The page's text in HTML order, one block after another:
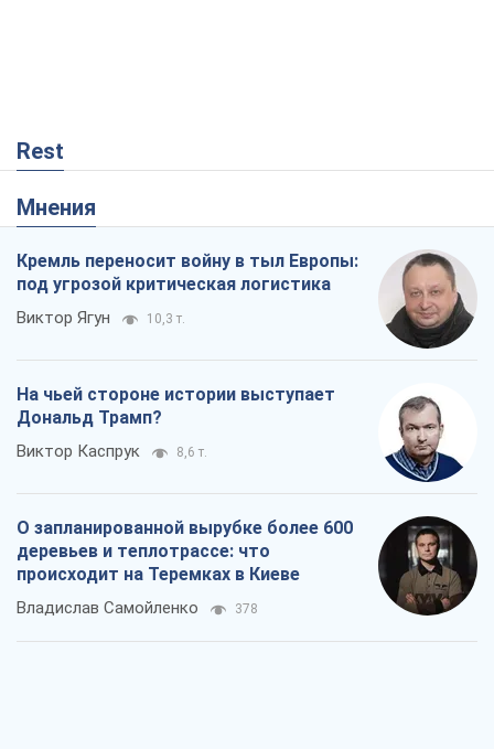
Rest
Мнения
Кремль переносит войну в тыл Европы:
под угрозой критическая логистика
Виктор Ягун 10,3 т.
На чьей стороне истории выступает
Дональд Трамп?
Виктор Каспрук 8,6 т.
О запланированной вырубке более 600
деревьев и теплотрассе: что
происходит на Теремках в Киеве
Владислав Самойленко 378